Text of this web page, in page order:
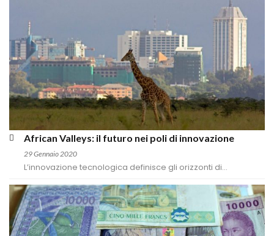
African Valleys: il futuro nei poli di innovazione
29 Gennaio 2020
L’innovazione tecnologica definisce gli orizzonti di...